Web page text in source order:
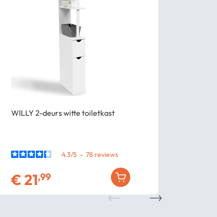
WILLY 2-deurs witte toiletkast
4.3/5 - 78
€21,99